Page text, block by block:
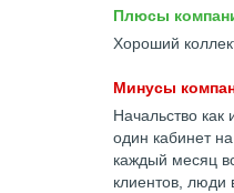
Плюсы
Хороший
Минусы
Начальство
один кабинет
каждый месяц
клиентов,